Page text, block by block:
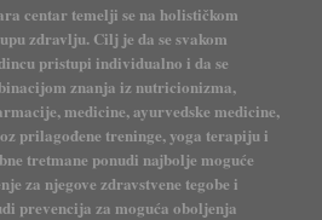
centar temelji se na holističkom
zdravlju. Cilj je da se svakom
pristupi individualno i da se
znanja iz nutricionizma,
medicine, ayurvedske medicine,
prilagođene treninge, yoga terapiju i
tretmane ponudi najbolje moguće
za njegove zdravstvene tegobe i
prevencija za moguća oboljenja